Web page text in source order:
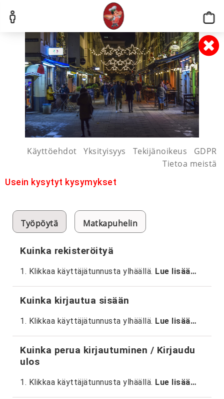
Käyttöehdot Yksityisyys Tekijänoikeus
GDPR
Tietoa meistä
Usein kysytyt kysymykset
Työpöytä Matkapuhelin
Kuinka rekisteröityä
1. Klikkaa käyttäjätunnusta ylhäällä. Lue lisää…
Kuinka kirjautua sisään
1. Klikkaa käyttäjätunnusta ylhäällä. Lue lisää…
Kuinka perua kirjautuminen / Kirjaudu
ulos
1. Klikkaa käyttäjätunnusta ylhäällä. Lue lisää…